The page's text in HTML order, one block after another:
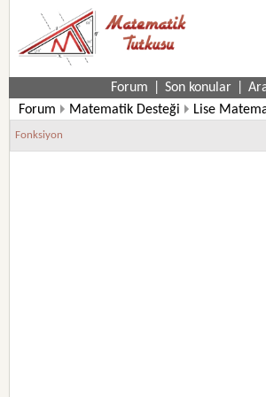
Forum Son konular
Forum
Matematik Desteği
Lise
12. Sınıf Matematik Soruları
Fonksiyon